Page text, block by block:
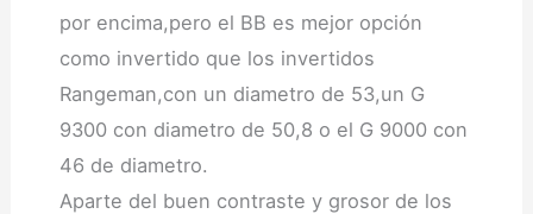
por encima,pero el BB es mejor opción
como invertido que los invertidos
Rangeman,con un diametro de 53,un G
9300 con diametro de 50,8 o el G 9000 con
46 de diametro.
Aparte del buen contraste y grosor de los